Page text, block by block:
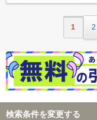
1 2
検索条件を変更する